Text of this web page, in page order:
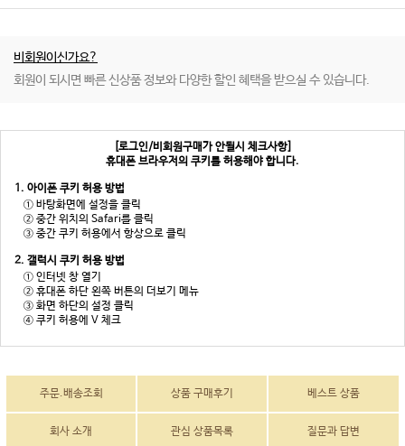
비회원이신가요?
회원이 되시면 빠른 신상품 정보와 다양한 할인 혜택을 받으실 수 있습니다.
[로그인/비회원구매가 안될시 체크사항]
휴대폰 브라우저의 쿠키를 허용해야 합니다.
1. 아이폰 쿠키 허용 방법
① 바탕화면에 설정을 클릭
② 중간 위치의 Safari를 클릭
③ 중간 쿠키 허용에서 항상으로 클릭
2. 갤럭시 쿠키 허용 방법
① 인터넷 창 열기
② 휴대폰 하단 왼쪽 버튼의 더보기 메뉴
③ 화면 하단의 설정 클릭
④ 쿠키 허용에 V 체크
주문.배송조회 상품 구매후기 베스트 상품
회사 소개 관심 상품목록 질문과 답변